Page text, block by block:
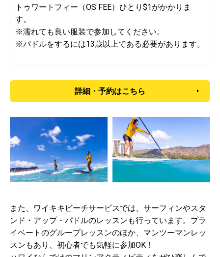
トゥワートフィー（OS FEE）ひとり$1がかかりま
す。
※濡れても良い服装で参加してください。
※パドルをするには13歳以上である必要があります。
詳細・予約はこちら
また、ワイキキビーチサービスでは、サーフィンやスタ
ンド・アップ・パドルのレッスンも行っています。プラ
イベートのグループレッスンのほか、マンツーマンレッ
スンもあり、初心者でも気軽に参加OK！